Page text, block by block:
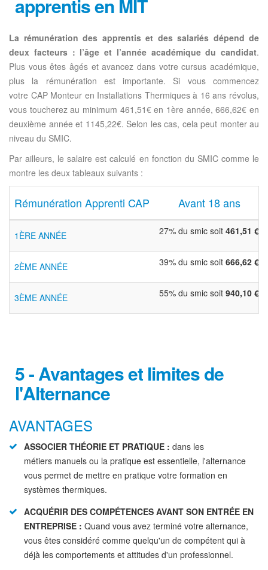
apprentis en MIT
La rémunération des apprentis et des salariés dépend de
deux facteurs : l’âge et l’année académique du candidat.
Plus vous êtes âgés et avancez dans votre cursus académique,
plus la rémunération est importante. Si vous commencez
votre CAP Monteur en Installations Thermiques à 16 ans révolus,
vous toucherez au minimum 461,51€ en 1ère année, 666,62€ en
deuxième année et 1145,22€. Selon les cas, cela peut monter au
niveau du SMIC.
Par ailleurs, le salaire est calculé en fonction du SMIC comme le
montre les deux tableaux suivants :
Rémunération Apprenti CAP Avant 18 ans
1ÈRE ANNÉE 27% du smic soit 461,51 €
2ÈME ANNÉE 39% du smic soit 666,62 €
3ÈME ANNÉE 55% du smic soit 940,10 €
5 - Avantages et limites de
l'Alternance
AVANTAGES
ASSOCIER THÉORIE ET PRATIQUE : dans les
métiers manuels ou la pratique est essentielle, l'alternance
vous permet de mettre en pratique votre formation en
systèmes thermiques.
ACQUÉRIR DES COMPÉTENCES AVANT SON ENTRÉE EN
ENTREPRISE : Quand vous avez terminé votre alternance,
vous êtes considéré comme quelqu'un de compétent qui à
déjà les comportements et attitudes d'un professionnel.